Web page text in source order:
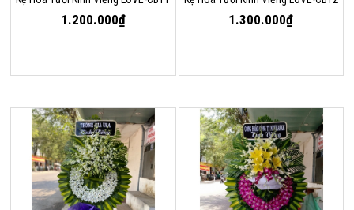
1.200.000₫ 1.300.000₫